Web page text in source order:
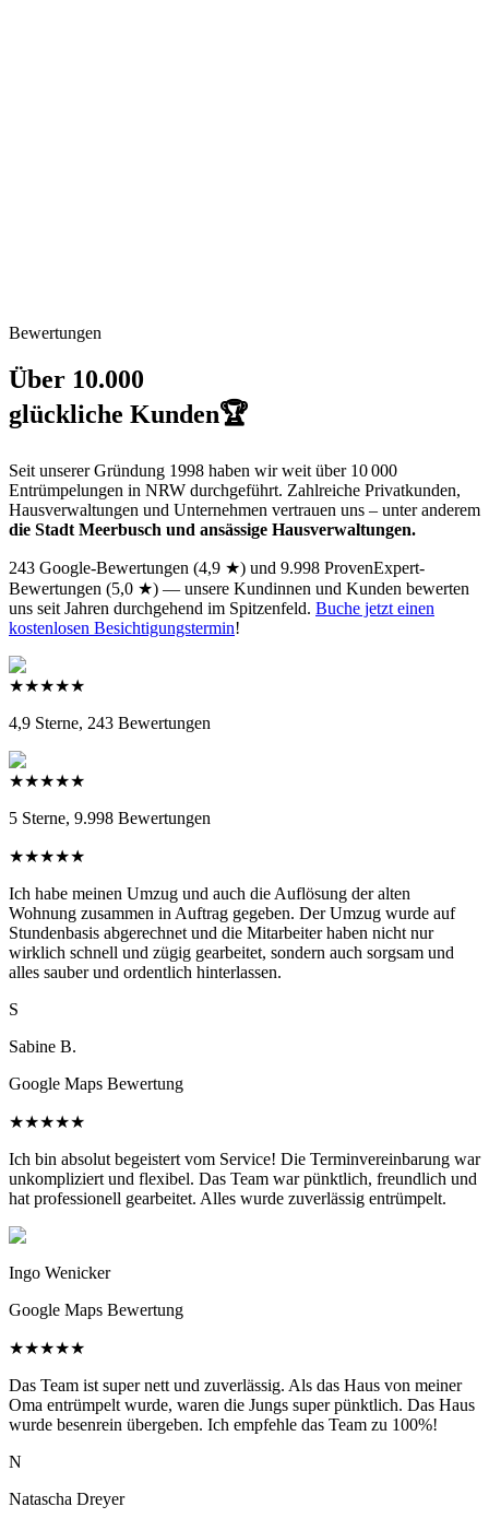
Bewertungen
Über 10.000
glückliche Kunden🏆
Seit unserer Gründung 1998 haben wir weit über 10 000
Entrümpelungen in NRW durchgeführt. Zahlreiche Privatkunden,
Hausverwaltungen und Unternehmen vertrauen uns – unter anderem
die Stadt Meerbusch und ansässige Hausverwaltungen.
243 Google-Bewertungen (4,9 ★) und 9.998 ProvenExpert-
Bewertungen (5,0 ★) — unsere Kundinnen und Kunden bewerten
uns seit Jahren durchgehend im Spitzenfeld. Buche jetzt einen
kostenlosen Besichtigungstermin!
★★★★★
4,9 Sterne, 243 Bewertungen
★★★★★
5 Sterne, 9.998 Bewertungen
★★★★★
Ich habe meinen Umzug und auch die Auflösung der alten
Wohnung zusammen in Auftrag gegeben. Der Umzug wurde auf
Stundenbasis abgerechnet und die Mitarbeiter haben nicht nur
wirklich schnell und zügig gearbeitet, sondern auch sorgsam und
alles sauber und ordentlich hinterlassen.
S
Sabine B.
Google Maps Bewertung
★★★★★
Ich bin absolut begeistert vom Service! Die Terminvereinbarung war
unkompliziert und flexibel. Das Team war pünktlich, freundlich und
hat professionell gearbeitet. Alles wurde zuverlässig entrümpelt.
Ingo Wenicker
Google Maps Bewertung
★★★★★
Das Team ist super nett und zuverlässig. Als das Haus von meiner
Oma entrümpelt wurde, waren die Jungs super pünktlich. Das Haus
wurde besenrein übergeben. Ich empfehle das Team zu 100%!
N
Natascha Dreyer